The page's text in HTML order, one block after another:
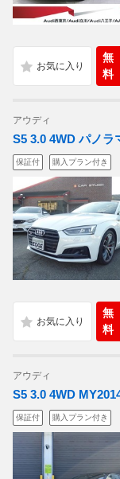
無
料
アウディ
S5 3.0 4WD パノラ
保証付 購入プラン付き
無
料
アウディ
S5 3.0 4WD
保証付 購入プラン付き